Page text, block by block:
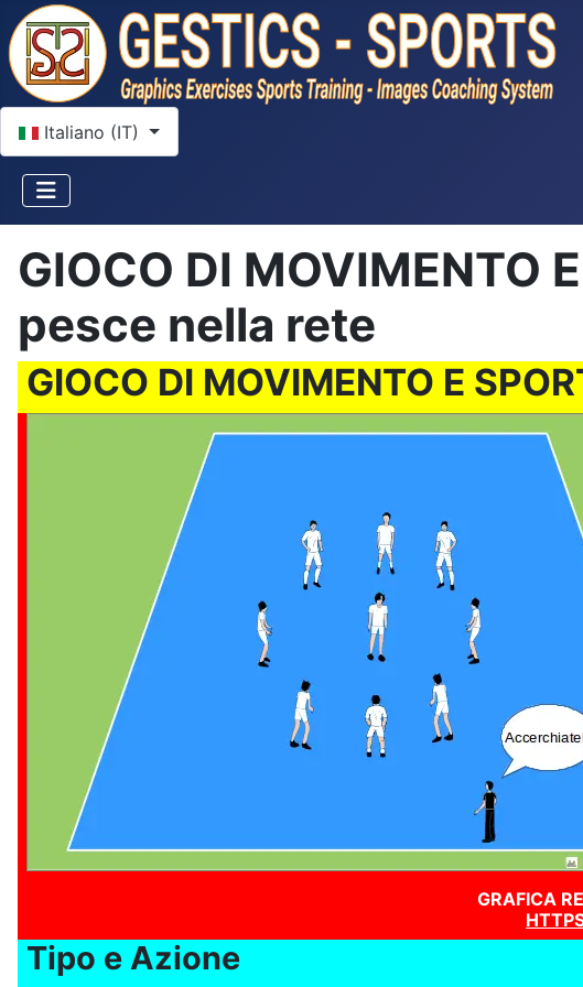
Seleziona la tua lingua
Italiano (IT)
GIOCO DI MOVIMENTO
pesce nella rete
GIOCO DI MOVIMENTO E
GRAFICA
Tipo e Azione